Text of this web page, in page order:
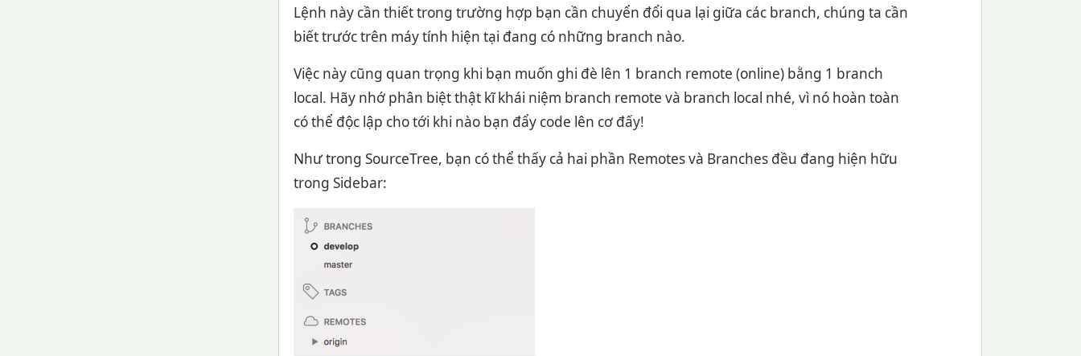
Lệnh này cần thiết trong trường hợp bạn cần chuyển đổi qua lại giữa các branch, chúng ta cần
biết trước trên máy tính hiện tại đang có những branch nào.
Việc này cũng quan trọng khi bạn muốn ghi đè lên 1 branch remote (online) bằng 1 branch
local. Hãy nhớ phân biệt thật kĩ khái niệm branch remote và branch local nhé, vì nó hoàn toàn
có thể độc lập cho tới khi nào bạn đẩy code lên cơ đấy!
Như trong SourceTree, bạn có thể thấy cả hai phần Remotes và Branches đều đang hiện hữu
trong Sidebar: